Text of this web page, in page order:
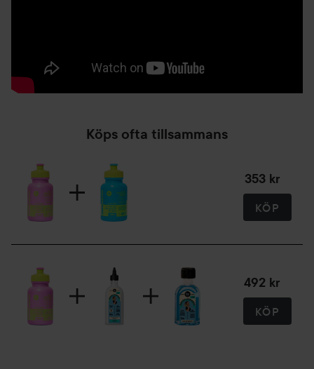
Köps ofta tillsammans
353 kr
KÖP
492 kr
KÖP